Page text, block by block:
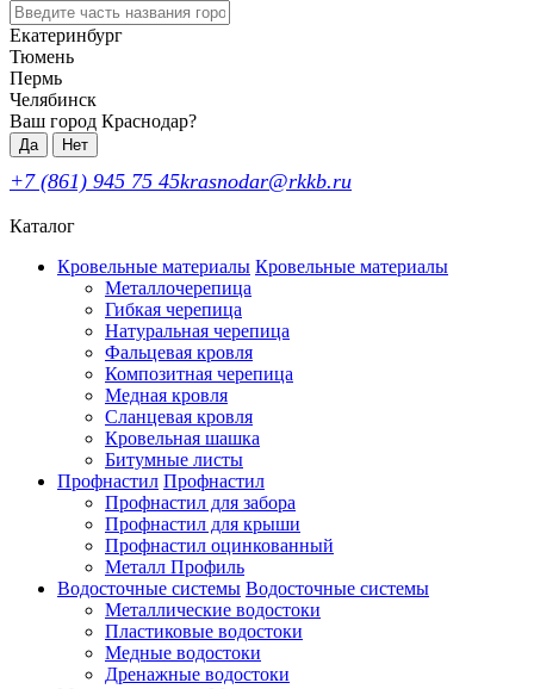
Екатеринбург
Тюмень
Пермь
Челябинск
Ваш город Краснодар?
Да Нет
+7 (861) 945 75 45krasnodar@rkkb.ru
Каталог
Кровельные материалы Кровельные материалы
Металлочерепица
Гибкая черепица
Натуральная черепица
Фальцевая кровля
Композитная черепица
Медная кровля
Сланцевая кровля
Кровельная шашка
Битумные листы
Профнастил Профнастил
Профнастил для забора
Профнастил для крыши
Профнастил оцинкованный
Металл Профиль
Водосточные системы Водосточные системы
Металлические водостоки
Пластиковые водостоки
Медные водостоки
Дренажные водостоки